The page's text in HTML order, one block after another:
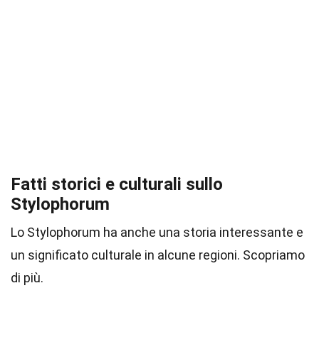
Fatti storici e culturali sullo
Stylophorum
Lo Stylophorum ha anche una storia interessante e
un significato culturale in alcune regioni. Scopriamo
di più.